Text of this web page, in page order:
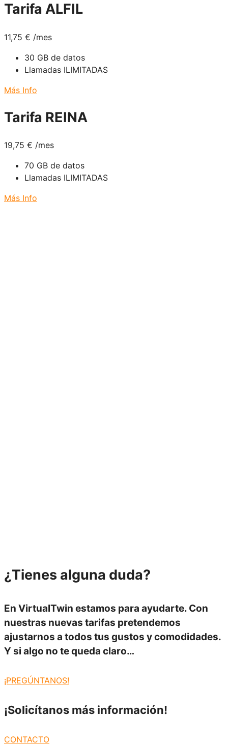
Tarifa ALFIL
11,75 € /mes
30 GB de datos
Llamadas ILIMITADAS
Más Info
Tarifa REINA
19,75 € /mes
70 GB de datos
Llamadas ILIMITADAS
Más Info
¿Tienes alguna duda?
En VirtualTwin estamos para ayudarte. Con
nuestras nuevas tarifas pretendemos
ajustarnos a todos tus gustos y comodidades.
Y si algo no te queda claro…
¡PREGÚNTANOS!
¡Solicítanos más información!
CONTACTO